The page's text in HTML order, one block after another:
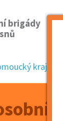
brigády
kraj